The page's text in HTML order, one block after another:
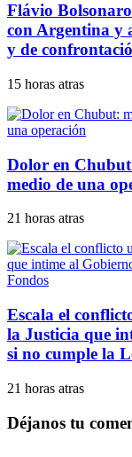
Flávio
con Argentina y
y de
15 horas atras
Dolor en
medio de una
21 horas atras
Escala el
la Justicia que
si no cumple la
21 horas atras
Déjanos tu